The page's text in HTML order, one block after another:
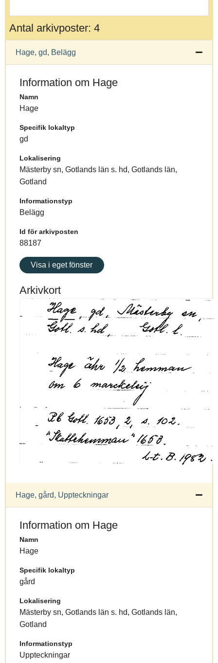
Antal arkivposter: 4
Hage, gd, Belägg
Information om Hage
Namn
Hage
Specifik lokaltyp
gd
Lokalisering
Mästerby sn, Gotlands län s. hd, Gotlands län,
Gotland
Informationstyp
Belägg
Id för arkivposten
88187
Visa i eget fönster
Arkivkort
Hage, gård, Uppteckningar
Information om Hage
Namn
Hage
Specifik lokaltyp
gård
Lokalisering
Mästerby sn, Gotlands län s. hd, Gotlands län,
Gotland
Informationstyp
Uppteckningar